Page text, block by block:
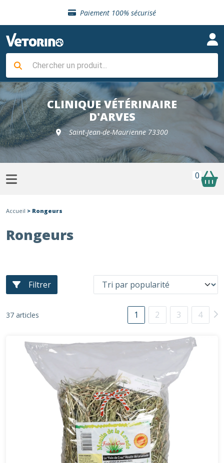
Paiement 100% sécurisé
Livraison gratuite en clinique vétérinaire
Sélection de croquettes vétérinaire
Livraison gratuite en clinique vétérinaire
Retour gratuit en clinique
Sélection de croquettes vétérinaire
CLINIQUE VÉTÉRINAIRE
D'ARVES
Saint-Jean-de-Maurienne 73300
0
Accueil > Rongeurs
Rongeurs
Filtrer
37 articles 1 2 3 4